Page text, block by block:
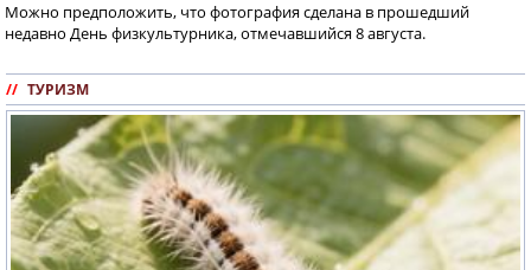
Можно предположить, что фотография сделана в прошедший
недавно День физкультурника, отмечавшийся 8 августа.
// ТУРИЗМ